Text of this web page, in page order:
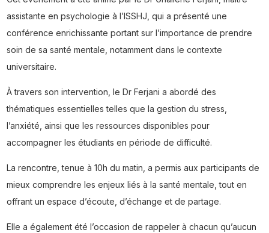
assistante en psychologie à l’ISSHJ, qui a présenté une
conférence enrichissante portant sur l’importance de prendre
soin de sa santé mentale, notamment dans le contexte
universitaire.
À travers son intervention, le Dr Ferjani a abordé des
thématiques essentielles telles que la gestion du stress,
l’anxiété, ainsi que les ressources disponibles pour
accompagner les étudiants en période de difficulté.
La rencontre, tenue à 10h du matin, a permis aux participants de
mieux comprendre les enjeux liés à la santé mentale, tout en
offrant un espace d’écoute, d’échange et de partage.
Elle a également été l’occasion de rappeler à chacun qu’aucun